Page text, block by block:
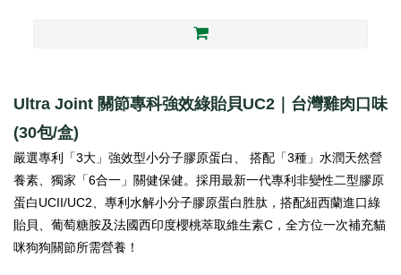
Ultra Joint 關節專科強效綠貽貝UC2｜台灣雞肉口味
(30包/盒)
嚴選專利「3大」強效型小分子膠原蛋白、 搭配「3種」水潤天然營
養素、獨家「6合一」關健保健。採用最新一代專利非變性二型膠原
蛋白UCII/UC2、專利水解小分子膠原蛋白胜肽，搭配紐西蘭進口綠
貽貝、葡萄糖胺及法國西印度櫻桃萃取維生素C，全方位一次補充貓
咪狗狗關節所需營養！